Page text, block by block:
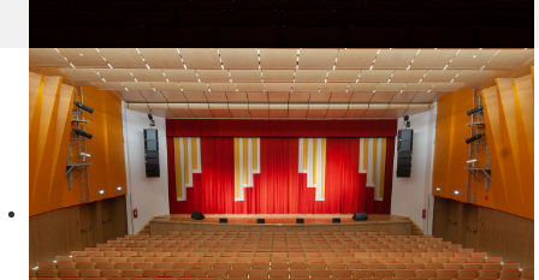
Аренда помещений
Концертный зал